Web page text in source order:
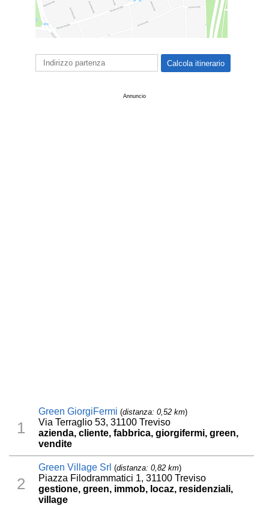
Annuncio
1
Green GiorgiFermi (distanza: 0,52 km)
Via Terraglio 53, 31100 Treviso
azienda, cliente, fabbrica, giorgifermi, green,
vendite
2
Green Village Srl (distanza: 0,82 km)
Piazza Filodrammatici 1, 31100 Treviso
gestione, green, immob, locaz, residenziali,
village